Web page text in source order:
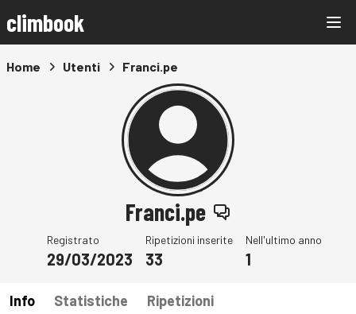
climbook
Home Utenti Franci.pe
Franci.pe
Registrato
29/03/2023
Ripetizioni inserite
33
Nell'ultimo anno
1
Info Statistiche Ripetizioni